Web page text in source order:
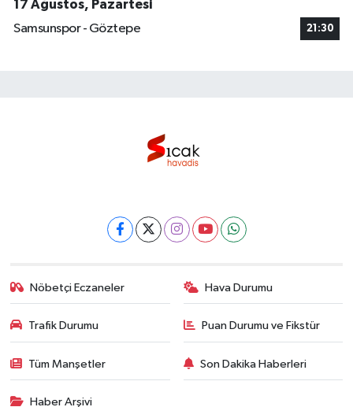
17 Ağustos, Pazartesi
Samsunspor - Göztepe
21:30
Nöbetçi Eczaneler Hava Durumu
Trafik Durumu Puan Durumu ve Fikstür
Tüm Manşetler Son Dakika Haberleri
Haber Arşivi